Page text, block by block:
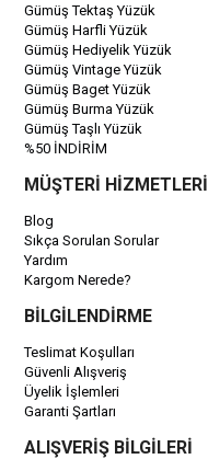
Gümüş Tektaş Yüzük
Gümüş Harfli Yüzük
Gümüş Hediyelik Yüzük
Gümüş Vintage Yüzük
Gümüş Baget Yüzük
Gümüş Burma Yüzük
Gümüş Taşlı Yüzük
%50 İNDİRİM
MÜŞTERİ HİZMETLERİ
Blog
Sıkça Sorulan Sorular
Yardım
Kargom Nerede?
BİLGİLENDİRME
Teslimat Koşulları
Güvenli Alışveriş
Üyelik İşlemleri
Garanti Şartları
ALIŞVERİŞ BİLGİLERİ